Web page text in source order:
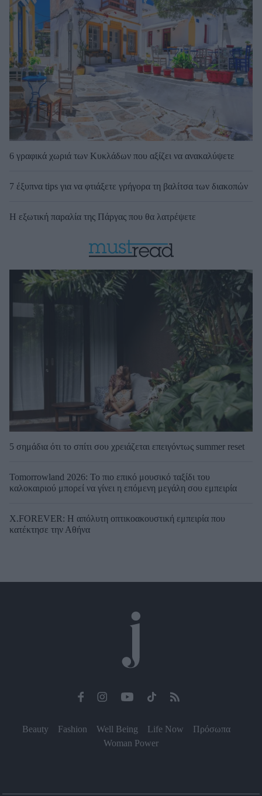
6 γραφικά χωριά των Κυκλάδων που αξίζει να ανακαλύψετε
7 έξυπνα tips για να φτιάξετε γρήγορα τη βαλίτσα των διακοπών
Η εξωτική παραλία της Πάργας που θα λατρέψετε
5 σημάδια ότι το σπίτι σου χρειάζεται επειγόντως summer reset
Tomorrowland 2026: Το πιο επικό μουσικό ταξίδι του
καλοκαιριού μπορεί να γίνει η επόμενη μεγάλη σου εμπειρία
X.FOREVER: Η απόλυτη οπτικοακουστική εμπειρία που
κατέκτησε την Αθήνα
Beauty Fashion Well Being Life Now
Πρόσωπα
Woman Power